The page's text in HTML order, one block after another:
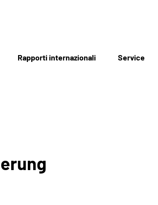
Rapporti internazionali Service